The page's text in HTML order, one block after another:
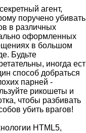
агент,
поручено убивать
в различных
оформленных
в большом
Будьте
иногда
способ добраться
парней -
рикошеты и
чтобы разбивать
убить врагов!
HTML5,